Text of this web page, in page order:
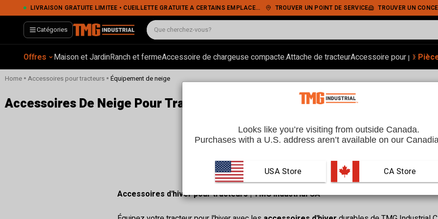
LIVRAISON GRATUITE LIMITÉE • CUEILLETTE GRATUITE À CERTAINS EMPLACEMENTS • PAIEMENT SÉCURISÉ TROUVER UN POINT DE SERVICE TROUVER UN
Catégories
Offres Maison et JardinRanch et fermeAccessoire de chargeuse compacte.Attache de tracteurAccessoire pour pelle.
‹
›
Home • Accessoires pour tracteurs • Équipement de neige
Accessoires De Neige Pour Tracteurs | TMG Industrial CA
Accessoires d'hiver pour tracteurs | TMG Industrial CA
Looks like you’re visiting from outside Canada.
Purchases with a U.S. address aren’t available on our
USA Store CA Store